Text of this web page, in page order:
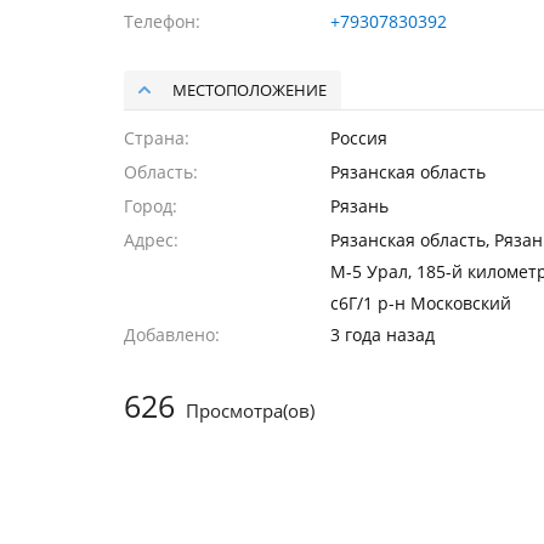
Телефон +79307830392
МЕСТОПОЛОЖЕНИЕ
Страна
Россия
Область
Рязанская область
Город
Рязань
Адрес
Рязанская область,
М-5 Урал, 185-й
с6Г/1 р-н Московский
Добавлено
3 года назад
626 Просмотра(ов)